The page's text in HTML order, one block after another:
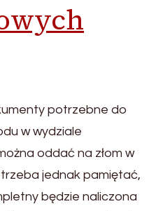
potrzebne do
w wydziale
oddać na złom w
jednak pamiętać,
będzie naliczona